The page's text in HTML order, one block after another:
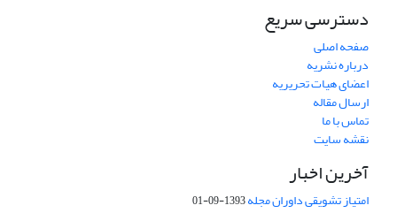
دسترسی سریع
صفحه اصلی
درباره نشریه
اعضای هیات تحریریه
ارسال مقاله
تماس با ما
نقشه سایت
آخرین اخبار
امتیاز تشویقی داوران مجله1393-09-01